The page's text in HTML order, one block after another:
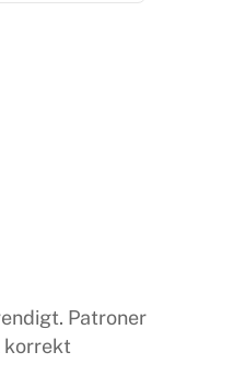
Patroner
korrekt